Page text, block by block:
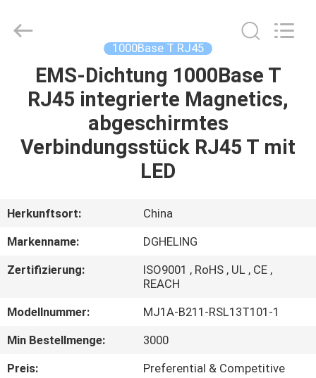
HAUS
PRODUKTE
FABRIK-
QUALITÄTSKONTROLLE
TRETEN
SIE
Rights
1000Base T RJ45
EMS-Dichtung 1000Base T
RJ45 integrierte Magnetics,
abgeschirmtes
Verbindungsstück RJ45 T mit
LED
Herkunftsort:
China
Markenname:
DGHELING
Zertifizierung:
ISO9001 , RoHS , UL , CE ,
REACH
Modellnummer:
MJ1A-B211-RSL13T101-1
Min Bestellmenge:
3000
Preis:
Preferential & Competitive